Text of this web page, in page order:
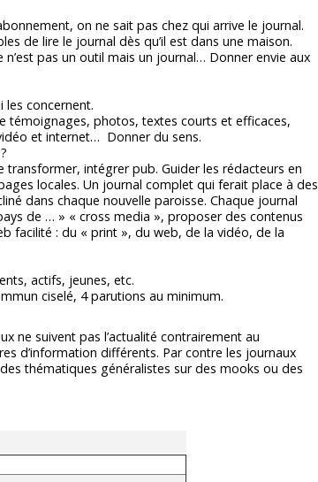
on ne sait pas chez qui arrive le journal.
de lire le journal dès qu’il est dans une maison.
pas un outil mais un journal… Donner envie aux
les concernent.
témoignages, photos, textes courts et efficaces,
et internet… Donner du sens.
intégrer pub. Guider les rédacteurs en
locales. Un journal complet qui ferait place à des
dans chaque nouvelle paroisse. Chaque journal
de … » « cross media », proposer des contenus
facilité : du « print », du web, de la vidéo, de la
actifs, jeunes, etc.
ciselé, 4 parutions au minimum.
ne suivent pas l’actualité contrairement au
d’information différents. Par contre les journaux
thématiques généralistes sur des mooks ou des